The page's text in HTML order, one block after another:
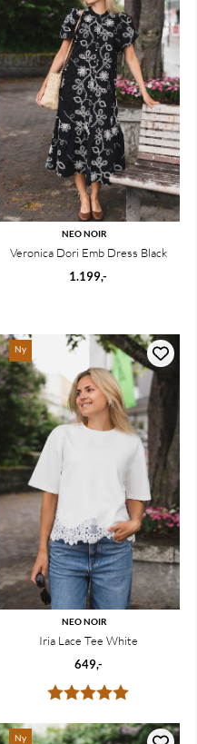
NEO NOIR
Veronica Dori Emb Dress Black
1.199,-
Ny
Karakter:
NEO NOIR
Iria Lace Tee White
649,-
Ny